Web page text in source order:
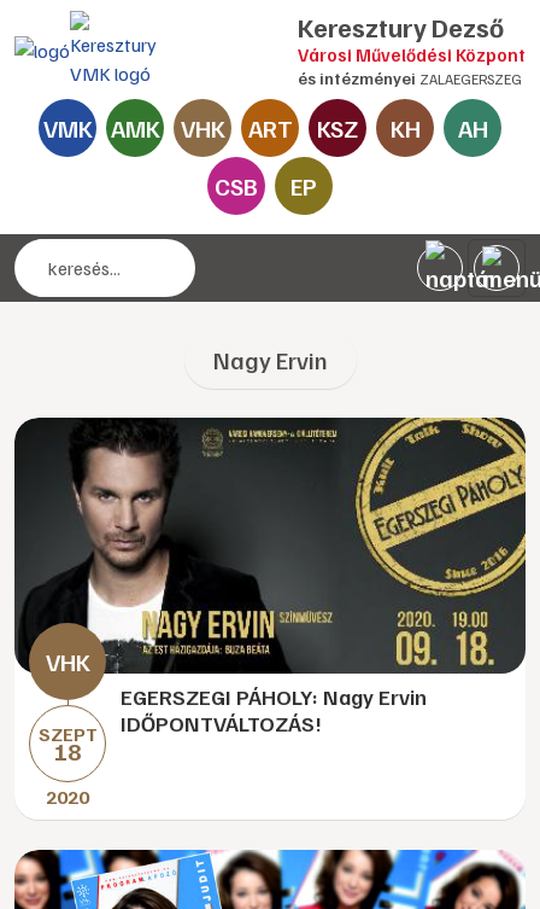
Keresztury Dezső
Városi Művelődési Központ
és intézményei ZALAEGERSZEG
VMK AMK VHK ART KSZ KH
AH
CSB
EP
Nagy Ervin
SZEPT
18
2020
EGERSZEGI PÁHOLY: Nagy Ervin
IDŐPONTVÁLTOZÁS!